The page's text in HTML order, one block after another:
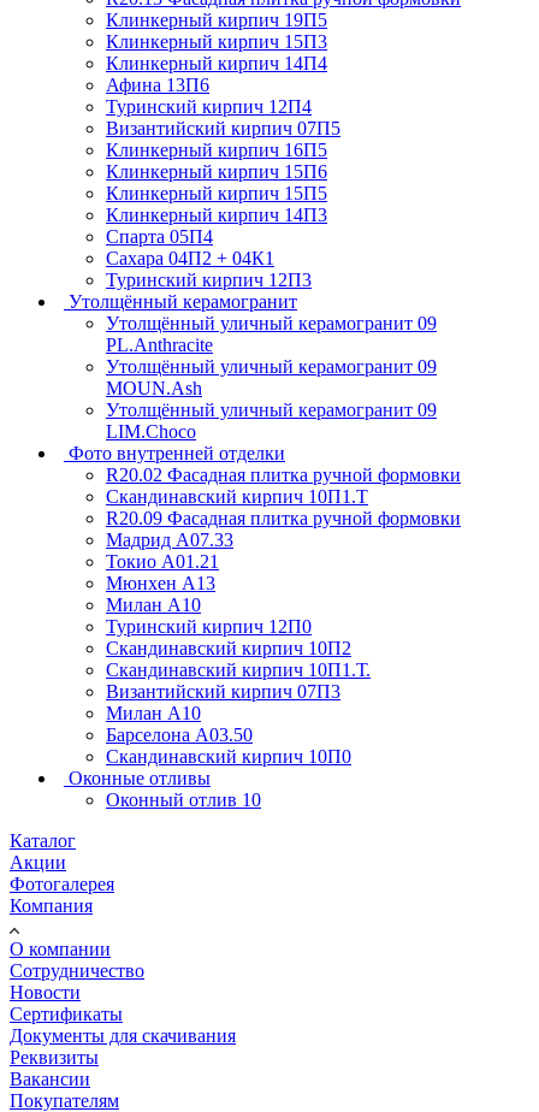
Клинкерный кирпич 19П5
Клинкерный кирпич 15П3
Клинкерный кирпич 14П4
Афина 13П6
Туринский кирпич 12П4
Византийский кирпич 07П5
Клинкерный кирпич 16П5
Клинкерный кирпич 15П6
Клинкерный кирпич 15П5
Клинкерный кирпич 14П3
Спарта 05П4
Сахара 04П2 + 04К1
Туринский кирпич 12П3
Утолщённый керамогранит
Утолщённый уличный керамогранит 09
PL.Anthracite
Утолщённый уличный керамогранит 09
MOUN.Ash
Утолщённый уличный керамогранит 09
LIM.Choco
Фото внутренней отделки
R20.02 Фасадная плитка ручной формовки
Скандинавский кирпич 10П1.Т
R20.09 Фасадная плитка ручной формовки
Мадрид А07.33
Токио А01.21
Мюнхен А13
Милан А10
Туринский кирпич 12П0
Скандинавский кирпич 10П2
Скандинавский кирпич 10П1.Т.
Византийский кирпич 07П3
Милан А10
Барселона А03.50
Скандинавский кирпич 10П0
Оконные отливы
Оконный отлив 10
Каталог
Акции
Фотогалерея
Компания
О компании
Сотрудничество
Новости
Сертификаты
Документы для скачивания
Реквизиты
Вакансии
Покупателям